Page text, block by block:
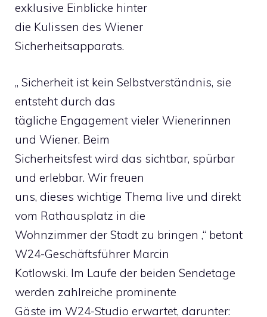
exklusive Einblicke hinter
die Kulissen des Wiener
Sicherheitsapparats.
„ Sicherheit ist kein Selbstverständnis, sie
entsteht durch das
tägliche Engagement vieler Wienerinnen
und Wiener. Beim
Sicherheitsfest wird das sichtbar, spürbar
und erlebbar. Wir freuen
uns, dieses wichtige Thema live und direkt
vom Rathausplatz in die
Wohnzimmer der Stadt zu bringen ,“ betont
W24-Geschäftsführer Marcin
Kotlowski. Im Laufe der beiden Sendetage
werden zahlreiche prominente
Gäste im W24-Studio erwartet, darunter: